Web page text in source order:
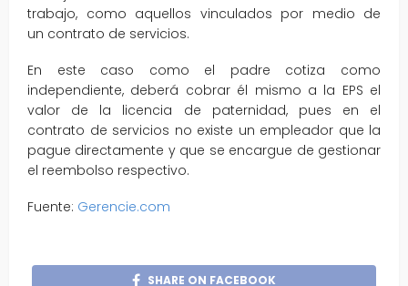
trabajo, como aquellos vinculados por medio de
un contrato de servicios.
En este caso como el padre cotiza como
independiente, deberá cobrar él mismo a la EPS el
valor de la licencia de paternidad, pues en el
contrato de servicios no existe un empleador que la
pague directamente y que se encargue de gestionar
el reembolso respectivo.
Fuente: Gerencie.com
SHARE ON FACEBOOK